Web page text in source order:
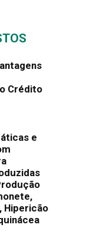
Crédito
e
Hipericão